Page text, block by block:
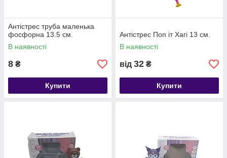
Антістрес труба маленька
фосфорна 13.5 см.
В наявності
8 ₴
Купити
Антістрес Поп іт Хагі 13 см.
В наявності
від 32 ₴
Купити